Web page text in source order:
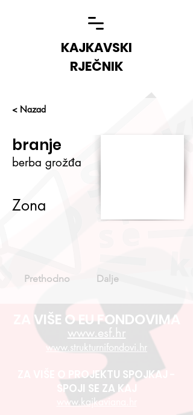
KAJKAVSKI
RJEČNIK
< Nazad
branje
berba grožđa
Zona
Prethodno Dalje
ZA VIŠE O EU FONDOVIMA
www.esf.hr
www.strukturnifondovi.hr
ZA VIŠE O PROJEKTU SPOJKAJ -
SPOJI SE ZA KAJ
www.kajkaviana.hr